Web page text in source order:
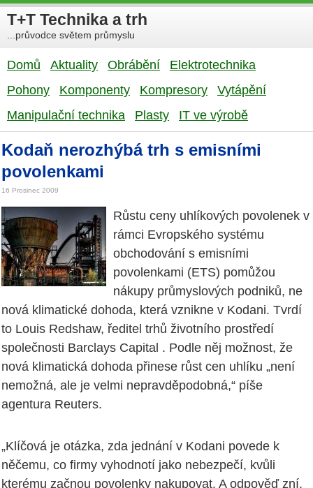
T+T Technika a trh
...průvodce světem průmyslu
Domů Aktuality Obrábění
Elektrotechnika
Pohony
Komponenty Kompresory
Vytápění
Manipulační technika
Plasty IT ve výrobě
Kodaň nerozhýbá trh s emisními
povolenkami
16 Prosinec 2009
Růstu ceny uhlíkových povolenek v
rámci Evropského systému
obchodování s emisními
povolenkami (ETS) pomůžou
nákupy průmyslových podniků, ne
nová klimatické dohoda, která vznikne v Kodani. Tvrdí
to Louis Redshaw, ředitel trhů životního prostředí
společnosti Barclays Capital . Podle něj možnost, že
nová klimatická dohoda přinese růst cen uhlíku „není
nemožná, ale je velmi nepravděpodobná,“ píše
agentura Reuters.
„Klíčová je otázka, zda jednání v Kodani povede k
něčemu, co firmy vyhodnotí jako nebezpečí, kvůli
kterému začnou povolenky nakupovat. A odpověď zní,